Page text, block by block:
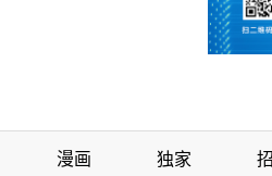
漫画 独家